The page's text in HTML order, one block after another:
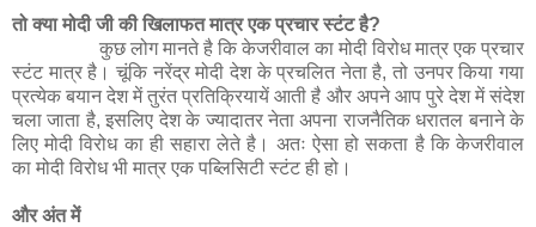
तो क्या मोदी जी की खिलाफत मात्र एक प्रचार स्टंट है?
कुछ लोग मानते है कि केजरीवाल का मोदी विरोध मात्र एक प्रचार
स्टंट मात्र है। चूंकि नरेंद्र मोदी देश के प्रचलित नेता है, तो उनपर किया गया
प्रत्येक बयान देश में तुरंत प्रतिक्रियायें आती है और अपने आप पुरे देश में संदेश
चला जाता है, इसलिए देश के ज्यादातर नेता अपना राजनैतिक धरातल बनाने के
लिए मोदी विरोध का ही सहारा लेते है। अतः ऐसा हो सकता है कि केजरीवाल
का मोदी विरोध भी मात्र एक पब्लिसिटी स्टंट ही हो।
और अंत में